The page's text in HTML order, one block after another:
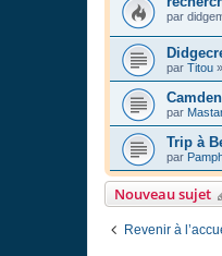
par
par Titou »
par
Trip à
par
Nouveau sujet
Revenir à